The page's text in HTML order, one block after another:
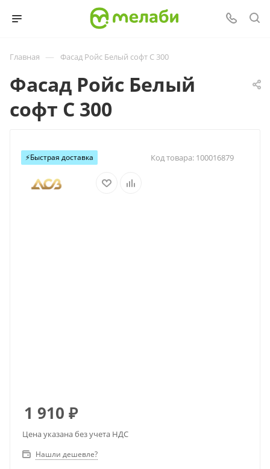
Главная — Фасад Ройс Белый софт С 300
Фасад Ройс Белый
софт С 300
⚡️Быстрая доставка Код товара: 100016879
1 910 ₽
Цена указана без учета НДС
Нашли дешевле?